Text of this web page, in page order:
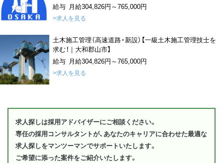
給与 月給304,826円～765,000円
>求人を見る
土木施工管理（高速道路・新設）【一級土木施工管理技士を
求む！｜大和郡山市】
給与 月給304,826円～765,000円
>求人を見る
求人探しは採用アドバイザーにご相談ください。
専任の採用コンサルタントが、あなたのキャリアに合わせた最適な
求人探しをマンツーマンでサポートいたします。
ご希望に添った案件をご紹介いたします。